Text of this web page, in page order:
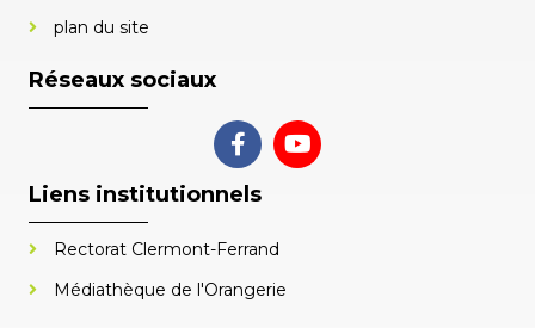
plan du site
Réseaux sociaux
Liens institutionnels
Rectorat Clermont-Ferrand
Médiathèque de l'Orangerie